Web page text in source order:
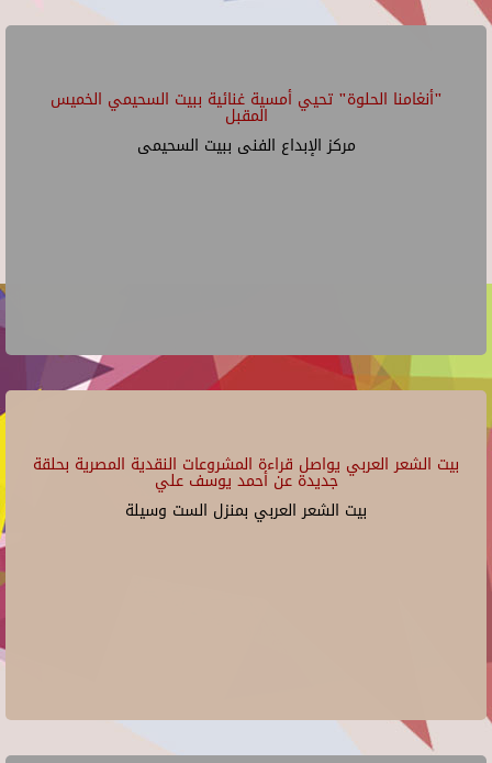
"أنغامنا الحلوة" تحيي أمسية غنائية ببيت السحيمي الخميس
المقبل
مركز الإبداع الفنى ببيت السحيمى
بيت الشعر العربي يواصل قراءة المشروعات النقدية المصرية بحلقة
جديدة عن أحمد يوسف علي
بيت الشعر العربي بمنزل الست وسيلة